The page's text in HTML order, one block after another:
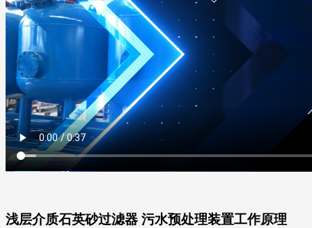
浅层介质石英砂过滤器 污水预处理装置工作原理